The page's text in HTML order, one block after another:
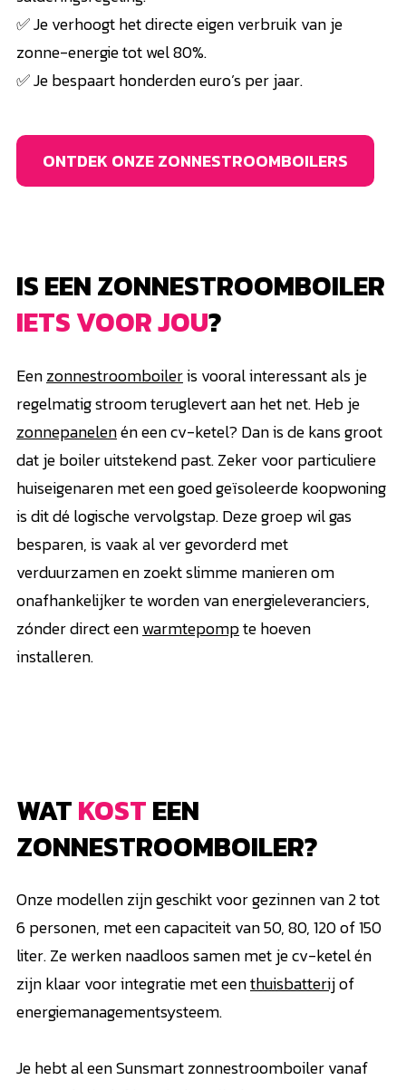
✅ Je verhoogt het directe eigen verbruik van je
zonne-energie tot wel 80%.
✅ Je bespaart honderden euro’s per jaar.
ONTDEK ONZE ZONNESTROOMBOILERS
IS EEN ZONNESTROOMBOILER
IETS VOOR JOU?
Eenzonnestroomboileris vooral interessant als je
regelmatig stroom teruglevert aan het net. Heb je
zonnepanelenén een cv-ketel? Dan is de kans groot
dat je boiler uitstekend past. Zeker voor particuliere
huiseigenaren met een goed geïsoleerde koopwoning
is dit dé logische vervolgstap. Deze groep wil gas
besparen, is vaak al ver gevorderd met
verduurzamen en zoekt slimme manieren om
onafhankelijker te worden van energieleveranciers,
zónder direct eenwarmtepompte hoeven
installeren.
WATKOSTEEN
ZONNESTROOMBOILER?
Onze modellen zijn geschikt voor gezinnen van 2 tot
6 personen, met een capaciteit van 50, 80, 120 of 150
liter. Ze werken naadloos samen met je cv-ketel én
zijn klaar voor integratie met eenthuisbatterijof
energiemanagementsysteem.
Je hebt al een Sunsmart zonnestroomboiler vanaf